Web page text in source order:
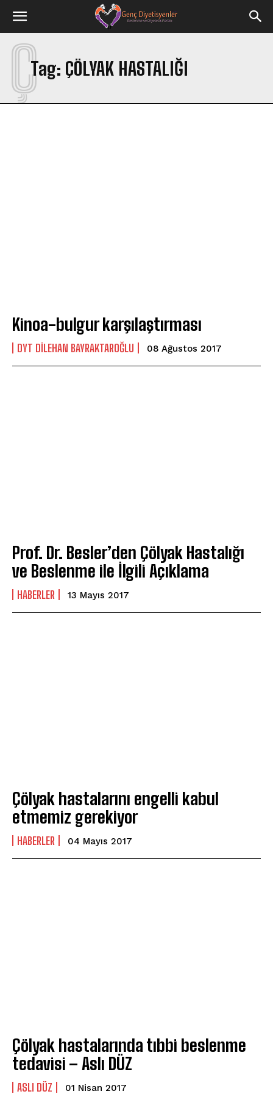
Tag: ÇÖLYAK HASTALIĞI
Ç
Kinoa-bulgur karşılaştırması
DYT DILEHAN BAYRAKTAROĞLU 08 Ağustos 2017
Prof. Dr. Besler’den Çölyak Hastalığı
ve Beslenme ile İlgili Açıklama
HABERLER 13 Mayıs 2017
Çölyak hastalarını engelli kabul
etmemiz gerekiyor
HABERLER 04 Mayıs 2017
Çölyak hastalarında tıbbi beslenme
tedavisi – Aslı DÜZ
ASLI DÜZ 01 Nisan 2017